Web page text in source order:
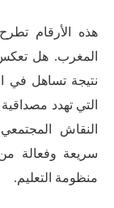
هذه الأرقام
المغرب. هل تعكس
نتيجة تساهل في
التي تهدد
النقاش
سريعة وفعالة من
منظومة التعليم.